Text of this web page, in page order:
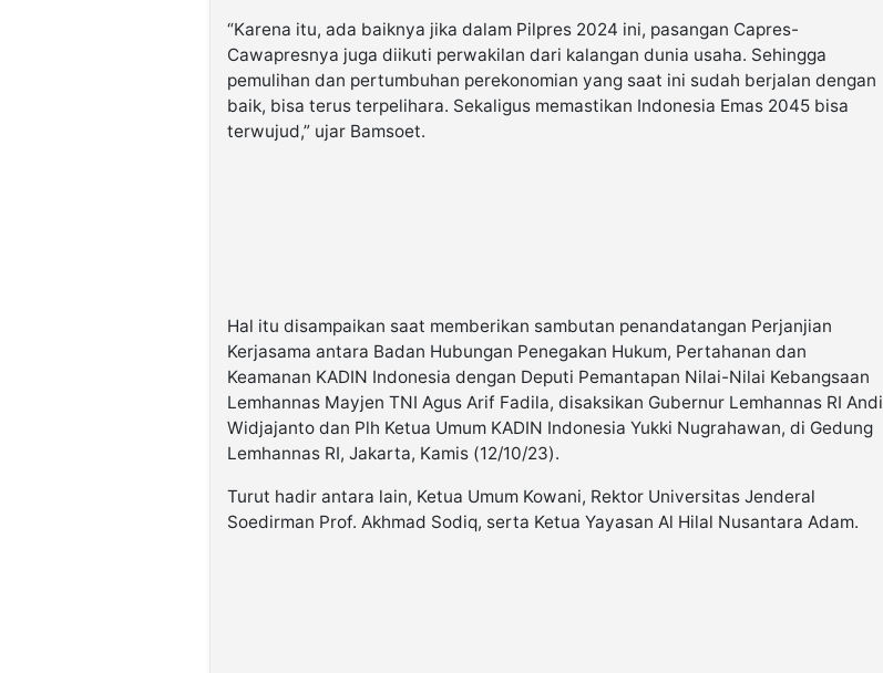
“Karena itu, ada baiknya jika dalam Pilpres 2024 ini, pasangan Capres-
Cawapresnya juga diikuti perwakilan dari kalangan dunia usaha. Sehingga
pemulihan dan pertumbuhan perekonomian yang saat ini sudah berjalan dengan
baik, bisa terus terpelihara. Sekaligus memastikan Indonesia Emas 2045 bisa
terwujud,” ujar Bamsoet.
Hal itu disampaikan saat memberikan sambutan penandatangan Perjanjian
Kerjasama antara Badan Hubungan Penegakan Hukum, Pertahanan dan
Keamanan KADIN Indonesia dengan Deputi Pemantapan Nilai-Nilai Kebangsaan
Lemhannas Mayjen TNI Agus Arif Fadila, disaksikan Gubernur Lemhannas RI Andi
Widjajanto dan Plh Ketua Umum KADIN Indonesia Yukki Nugrahawan, di Gedung
Lemhannas RI, Jakarta, Kamis (12/10/23).
Turut hadir antara lain, Ketua Umum Kowani, Rektor Universitas Jenderal
Soedirman Prof. Akhmad Sodiq, serta Ketua Yayasan Al Hilal Nusantara Adam.